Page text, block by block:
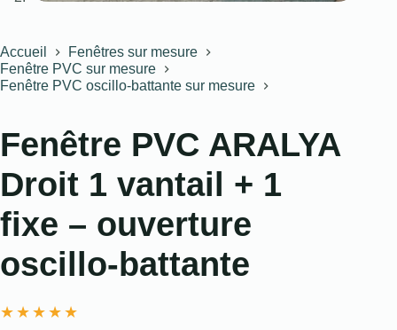
Accueil
Fenêtres sur mesure
Fenêtre PVC sur mesure
Fenêtre PVC oscillo-battante sur mesure
Fenêtre PVC ARALYA
Droit 1 vantail + 1
fixe – ouverture
oscillo-battante
★ ★ ★ ★ ★